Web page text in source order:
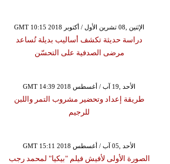
GMT 10:15 2018 الإثنين ,08 تشرين الأول / أكتوبر
دراسة حديثة تكشف أساليب بديلة تُساعد
مرضى الصدفية على التحسّن
GMT 14:39 2018 الأحد ,19 آب / أغسطس
طريقة إعداد وتحضير مشروب التمر واللبن
للرجيم
GMT 15:11 2018 الأحد ,05 آب / أغسطس
الصورة الأولى لأفيش فيلم "بيكيا" لمحمد رجب